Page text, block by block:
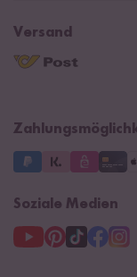
Kontaktformular
Navacopah
Reishunger Gutscheine
B2B
Versand
Soziale Medien